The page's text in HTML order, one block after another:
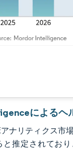
によるヘ
ナリティクス市
推定されてお